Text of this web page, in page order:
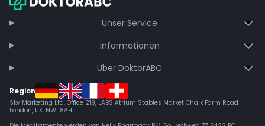
Unser Service
Informationen
Über DoktorABC
Region
Sky Marketing Ltd. Office 219, LABS Atrium Stables Market Chalk Farm Road
London, UK, NW1 8AH